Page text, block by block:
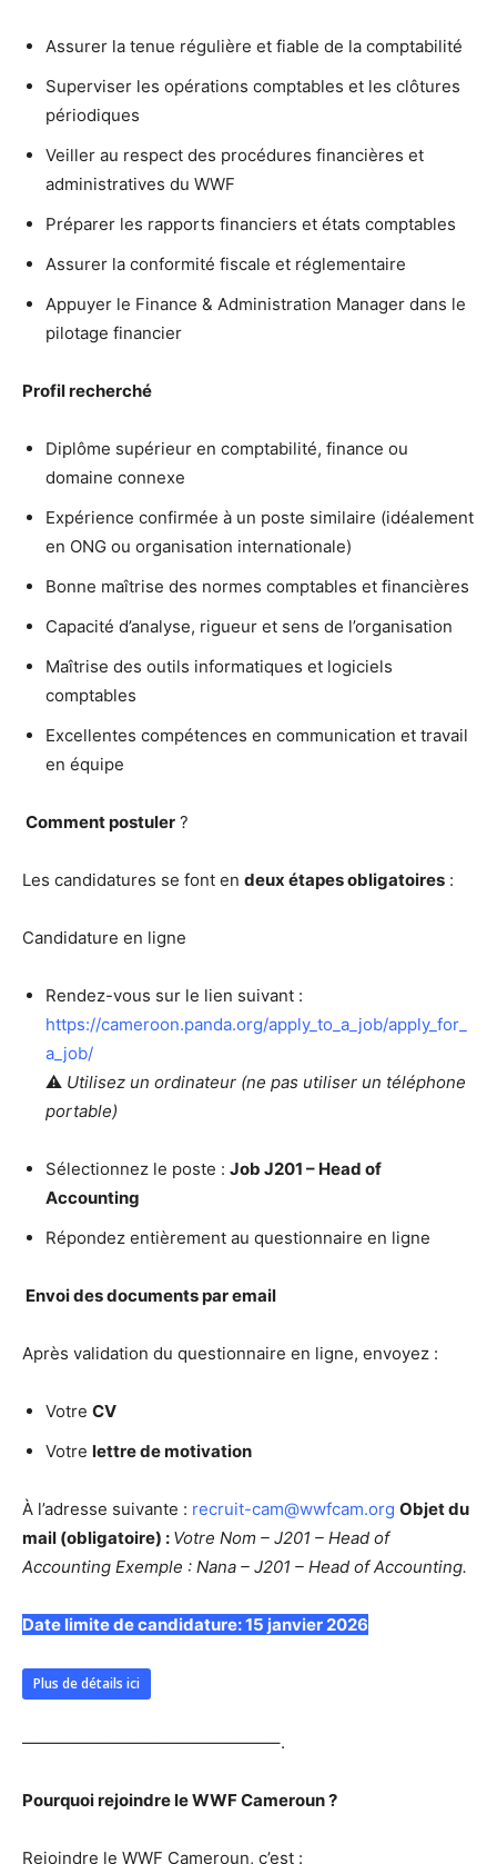
Assurer la tenue régulière et fiable de la comptabilité
Superviser les opérations comptables et les clôtures
périodiques
Veiller au respect des procédures financières et
administratives du WWF
Préparer les rapports financiers et états comptables
Assurer la conformité fiscale et réglementaire
Appuyer le Finance & Administration Manager dans le
pilotage financier
Profil recherché
Diplôme supérieur en comptabilité, finance ou
domaine connexe
Expérience confirmée à un poste similaire (idéalement
en ONG ou organisation internationale)
Bonne maîtrise des normes comptables et financières
Capacité d’analyse, rigueur et sens de l’organisation
Maîtrise des outils informatiques et logiciels
comptables
Excellentes compétences en communication et travail
en équipe
Comment postuler ?
Les candidatures se font en deux étapes obligatoires :
Candidature en ligne
Rendez-vous sur le lien suivant :
https://cameroon.panda.org/apply_to_a_job/apply_for_
a_job/
⚠️ Utilisez un ordinateur (ne pas utiliser un téléphone
portable)
Sélectionnez le poste : Job J201 – Head of
Accounting
Répondez entièrement au questionnaire en ligne
Envoi des documents par email
Après validation du questionnaire en ligne, envoyez :
Votre CV
Votre lettre de motivation
À l’adresse suivante : recruit-cam@wwfcam.org Objet du
mail (obligatoire) : Votre Nom – J201 – Head of
Accounting Exemple : Nana – J201 – Head of Accounting.
Date limite de candidature: 15 janvier 2026
Plus de détails ici
———————————————–.
Pourquoi rejoindre le WWF Cameroun ?
Rejoindre le WWF Cameroun, c’est :